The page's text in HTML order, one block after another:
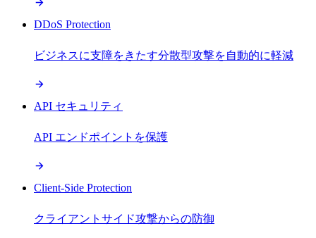
DDoS Protection
ビジネスに支障をきたす分散型攻撃を自動的に軽減
API セキュリティ
API エンドポイントを保護
Client-Side Protection
クライアントサイド攻撃からの防御